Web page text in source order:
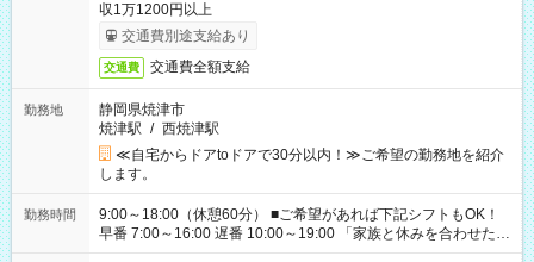
収1万1200円以上
交通費別途支給あり
交通費 交通費全額支給
勤務地
静岡県焼津市
焼津駅 / 西焼津駅
≪自宅からドアtoドアで30分以内！≫ご希望の勤務地を紹介
します。
勤務時間
9:00～18:00（休憩60分） ■ご希望があれば下記シフトもOK！
早番 7:00～16:00 遅番 10:00～19:00 「家族と休みを合わせた
い」 「余裕を持って夕飯の準備がしたい」 「できれば残業はし